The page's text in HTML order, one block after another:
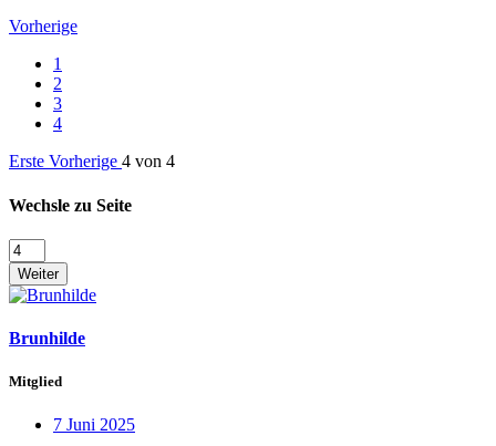
Vorherige
1
2
3
4
Erste Vorherige 4 von 4
Wechsle zu Seite
Weiter
Brunhilde
Mitglied
7 Juni 2025